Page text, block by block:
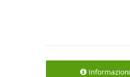
Informazioni